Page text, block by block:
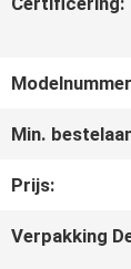
OM EEN
CITAAT
Min.
Prijs:
Verpakking